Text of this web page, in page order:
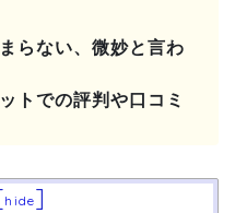
らない、微妙と言わ
トでの評判や口コミ
hide]